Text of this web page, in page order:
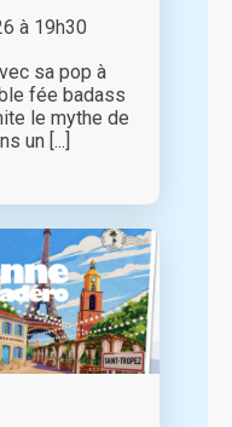
à 19h30
sa pop à
fée badass
le mythe de
un [...]